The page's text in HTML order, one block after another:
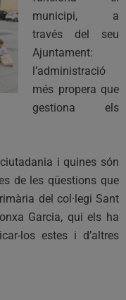
municipi, a
través del seu
Ajuntament:
l’administració
més propera que
gestiona els
i quines són
de les qüestions que
del col·legi Sant
Garcia, qui els ha
los estes i d’altres